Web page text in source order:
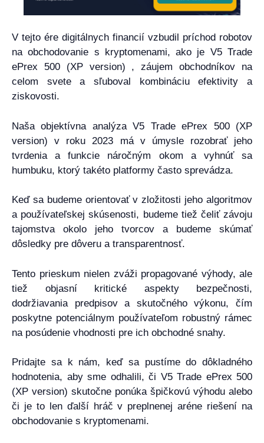
V tejto ére digitálnych financií vzbudil príchod robotov
na obchodovanie s kryptomenami, ako je V5 Trade
ePrex 500 (XP version) , záujem obchodníkov na
celom svete a sľuboval kombináciu efektivity a
ziskovosti.
Naša objektívna analýza V5 Trade ePrex 500 (XP
version) v roku 2023 má v úmysle rozobrať jeho
tvrdenia a funkcie náročným okom a vyhnúť sa
humbuku, ktorý takéto platformy často sprevádza.
Keď sa budeme orientovať v zložitosti jeho algoritmov
a používateľskej skúsenosti, budeme tiež čeliť závoju
tajomstva okolo jeho tvorcov a budeme skúmať
dôsledky pre dôveru a transparentnosť.
Tento prieskum nielen zváži propagované výhody, ale
tiež objasní kritické aspekty bezpečnosti,
dodržiavania predpisov a skutočného výkonu, čím
poskytne potenciálnym používateľom robustný rámec
na posúdenie vhodnosti pre ich obchodné snahy.
Pridajte sa k nám, keď sa pustíme do dôkladného
hodnotenia, aby sme odhalili, či V5 Trade ePrex 500
(XP version) skutočne ponúka špičkovú výhodu alebo
či je to len ďalší hráč v preplnenej aréne riešení na
obchodovanie s kryptomenami.